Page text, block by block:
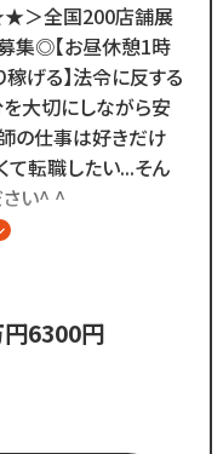
＞全国200店舗展
集◎【お昼休憩1時
稼げる】法令に反する
大切にしながら安
の仕事は好きだけ
て転職したい...そん
さい^ ^
円6300円